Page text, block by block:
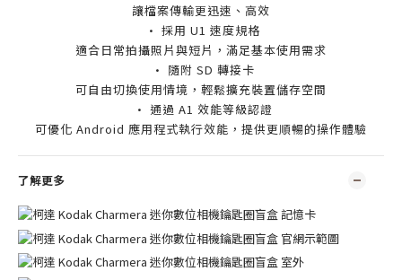
讓檔案傳輸更迅速、高效
• 採用 U1 速度規格
適合日常拍攝照片與短片，滿足基本使用需求
• 隨附 SD 轉接卡
可自由切換使用情境，輕鬆擴充裝置儲存空間
• 通過 A1 效能等級認證
可優化 Android 應用程式執行效能，提供更順暢的操作體驗
了解更多